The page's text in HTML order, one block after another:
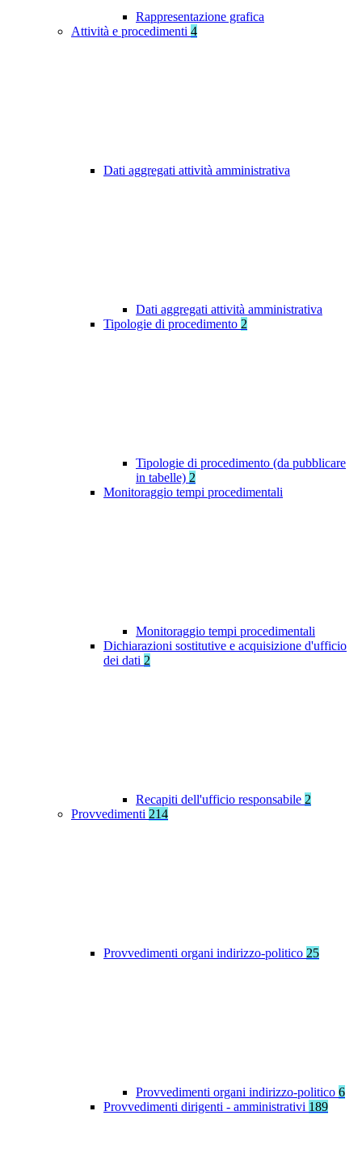
Rappresentazione grafica
Attività e procedimenti 4
Dati aggregati attività amministrativa
Dati aggregati attività amministrativa
Tipologie di procedimento 2
Tipologie di procedimento (da pubblicare
in tabelle) 2
Monitoraggio tempi procedimentali
Monitoraggio tempi procedimentali
Dichiarazioni sostitutive e acquisizione d'ufficio
dei dati 2
Recapiti dell'ufficio responsabile 2
Provvedimenti 214
Provvedimenti organi indirizzo-politico 25
Provvedimenti organi indirizzo-politico 6
Provvedimenti dirigenti - amministrativi 189